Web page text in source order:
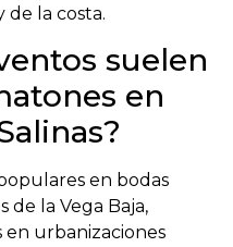
de la costa.
suelen
en
en bodas
de la Vega Baja,
urbanizaciones